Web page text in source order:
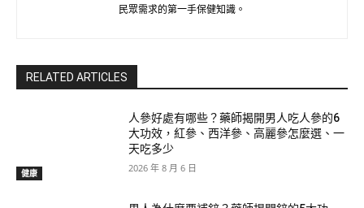
民眾需求的第一手保健知識。
RELATED ARTICLES
健康
人參好處有哪些？藥師揭開男人吃人參的6
大功效，紅參、西洋參、高麗參怎麼選、一
天吃多少
2026 年 8 月 6 日